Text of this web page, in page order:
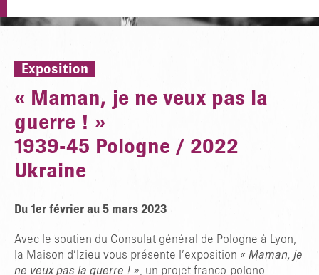
Exposition
« Maman, je ne veux pas la
guerre ! »
1939-45 Pologne / 2022
Ukraine
Du 1er février au 5 mars 2023
Avec le soutien du Consulat général de Pologne à Lyon,
la Maison d’Izieu vous présente l’exposition « Maman, je
ne veux pas la guerre ! », un projet franco-polono-